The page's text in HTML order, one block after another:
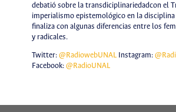
debatió sobre la transdiciplinariedadcon el
imperialismo epistemológico en la disciplina
finaliza con algunas diferencias entre los
y radicales.
Twitter: @RadiowebUNALInstagram:
Facebook: @RadioUNAL